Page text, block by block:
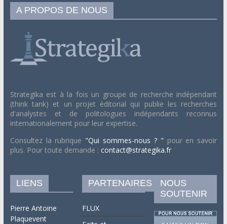
A PROPOS DE NOUS
Strategika est à la fois un groupe de recherche indépendant
(think tank) et un projet éditorial qui publie les recherches
d'analystes et de politologues indépendants reconnus
internationalement pour leur expertise.
Consultez la rubrique "Qui sommes-nous ? " pour en savoir
plus. Pour toute demande : contact@strategika.fr
LIENS
Pierre Antoine
Plaquevent
PARTENAIRES
FLUX
NOUS
SOUTENIR